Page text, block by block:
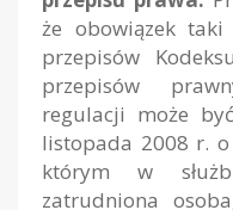
że obowiązek
przepisów
przepisów
regulacji może
listopada 2008 r. o
którym w
zatrudniona